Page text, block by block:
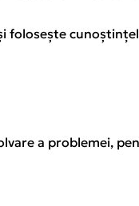
folosește
a problemei,